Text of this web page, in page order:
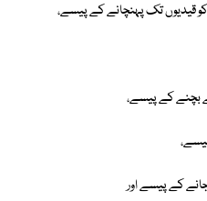
قیدیوں تک پہنچانے کے پیسے،
بچنے کے پیسے،
کے پیسے اور